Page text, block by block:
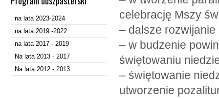
na lata 2023-2024
na lata 2019 -2022
na lata 2017 - 2019
Na lata 2013 - 2017
Na lata 2012 - 2013
celebrację Mszy
– dalsze rozwijanie
– w budzenie
świętowaniu
– świętowanie
utworzenie